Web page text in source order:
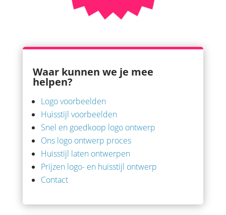
Waar kunnen we je mee
helpen?
Logo voorbeelden
Huisstijl voorbeelden
Snel en goedkoop logo ontwerp
Ons logo ontwerp proces
Huisstijl laten ontwerpen
Prijzen logo- en huisstijl ontwerp
Contact